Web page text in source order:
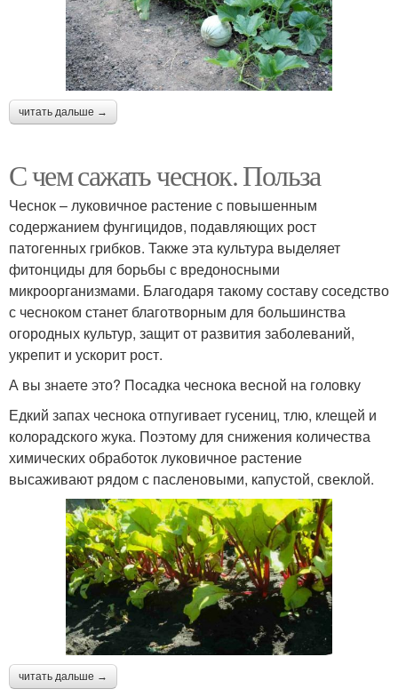
читать дальше →
С чем сажать чеснок. Польза
Чеснок – луковичное растение с повышенным
содержанием фунгицидов, подавляющих рост
патогенных грибков. Также эта культура выделяет
фитонциды для борьбы с вредоносными
микроорганизмами. Благодаря такому составу соседство
с чесноком станет благотворным для большинства
огородных культур, защит от развития заболеваний,
укрепит и ускорит рост.
А вы знаете это? Посадка чеснока весной на головку
Едкий запах чеснока отпугивает гусениц, тлю, клещей и
колорадского жука. Поэтому для снижения количества
химических обработок луковичное растение
высаживают рядом с пасленовыми, капустой, свеклой.
читать дальше →